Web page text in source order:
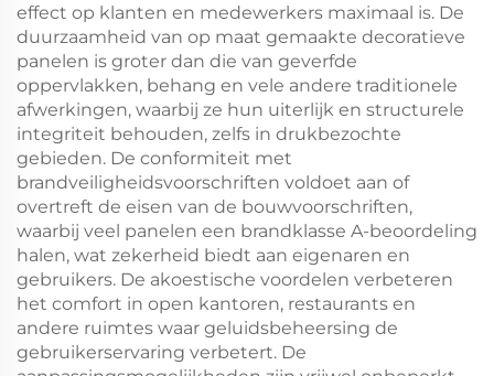
effect op klanten en medewerkers maximaal is. De
duurzaamheid van op maat gemaakte decoratieve
panelen is groter dan die van geverfde
oppervlakken, behang en vele andere traditionele
afwerkingen, waarbij ze hun uiterlijk en structurele
integriteit behouden, zelfs in drukbezochte
gebieden. De conformiteit met
brandveiligheidsvoorschriften voldoet aan of
overtreft de eisen van de bouwvoorschriften,
waarbij veel panelen een brandklasse A-beoordeling
halen, wat zekerheid biedt aan eigenaren en
gebruikers. De akoestische voordelen verbeteren
het comfort in open kantoren, restaurants en
andere ruimtes waar geluidsbeheersing de
gebruikerservaring verbetert. De